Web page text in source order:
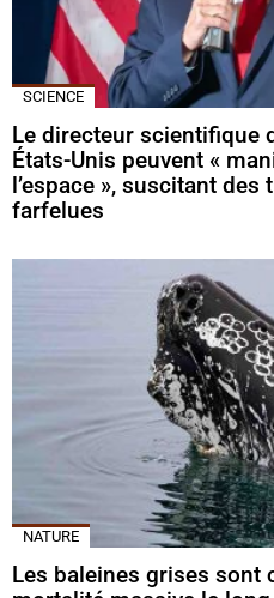
SCIENCE
Le directeur scientifique
États-Unis peuvent «
l’espace », suscitant
farfelues
NATURE
Les baleines grises sont